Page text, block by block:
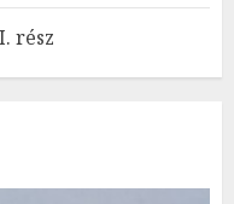
rész